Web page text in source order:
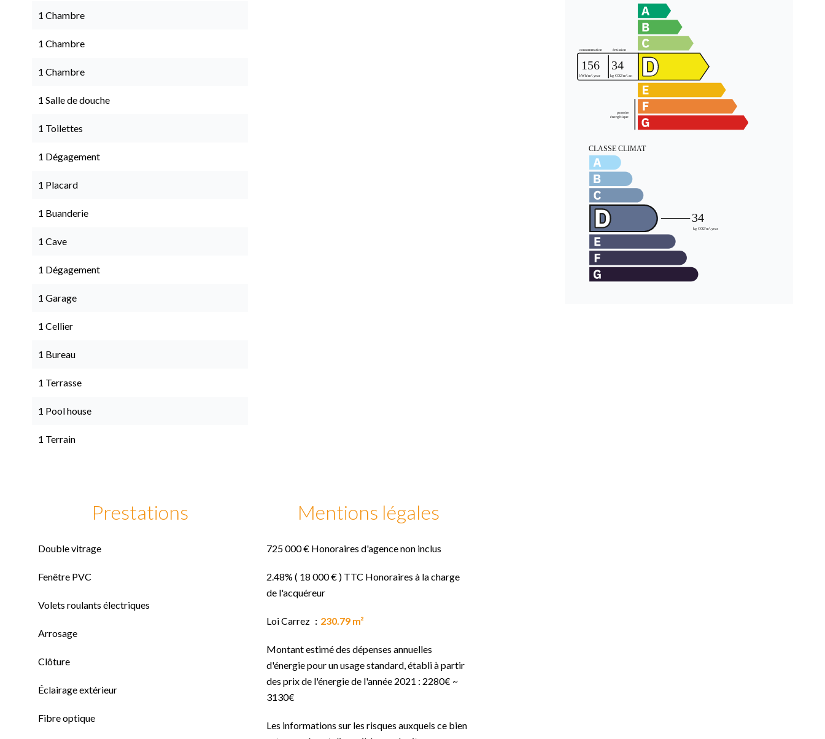
1 Chambre
1 Chambre
1 Chambre
1 Salle de douche
1 Toilettes
1 Dégagement
1 Placard
1 Buanderie
1 Cave
1 Dégagement
1 Garage
1 Cellier
1 Bureau
1 Terrasse
1 Pool house
1 Terrain
Prestations
Double vitrage
Fenêtre PVC
Volets roulants électriques
Arrosage
Clôture
Éclairage extérieur
Fibre optique
Mentions légales
725 000 € Honoraires d'agence non inclus
2.48% ( 18 000 € ) TTC Honoraires à la charge
de l'acquéreur
Loi Carrez 230.79 m²
Montant estimé des dépenses annuelles
d'énergie pour un usage standard, établi à partir
des prix de l'énergie de l'année 2021 : 2280€ ~
3130€
Les informations sur les risques auxquels ce bien